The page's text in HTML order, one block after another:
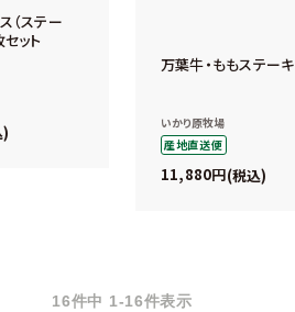
（ステー
ット
万葉牛・ももステーキ
いかり原牧場
産地直送便
11,880 税込
16件中 1-16件表示